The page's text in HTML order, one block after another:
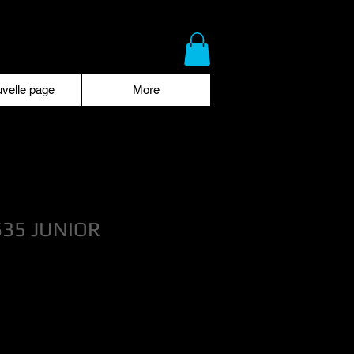
page More
JUNIOR